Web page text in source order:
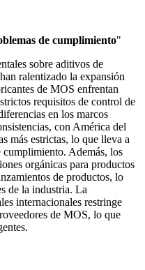
de cumplimiento"
sobre aditivos de
ralentizado la expansión
de MOS enfrentan
requisitos de control de
en los marcos
con América del
más estrictas, lo que lleva a
cumplimiento. Además, los
orgánicas para productos
de productos, lo
de la industria. La
internacionales restringe
de MOS, lo que